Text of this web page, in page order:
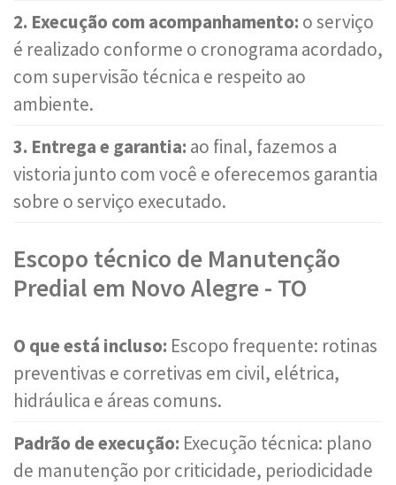
2. Execução com acompanhamento: o serviço
é realizado conforme o cronograma acordado,
com supervisão técnica e respeito ao
ambiente.
3. Entrega e garantia: ao final, fazemos a
vistoria junto com você e oferecemos garantia
sobre o serviço executado.
Escopo técnico de Manutenção
Predial em Novo Alegre - TO
O que está incluso: Escopo frequente: rotinas
preventivas e corretivas em civil, elétrica,
hidráulica e áreas comuns.
Padrão de execução: Execução técnica: plano
de manutenção por criticidade, periodicidade